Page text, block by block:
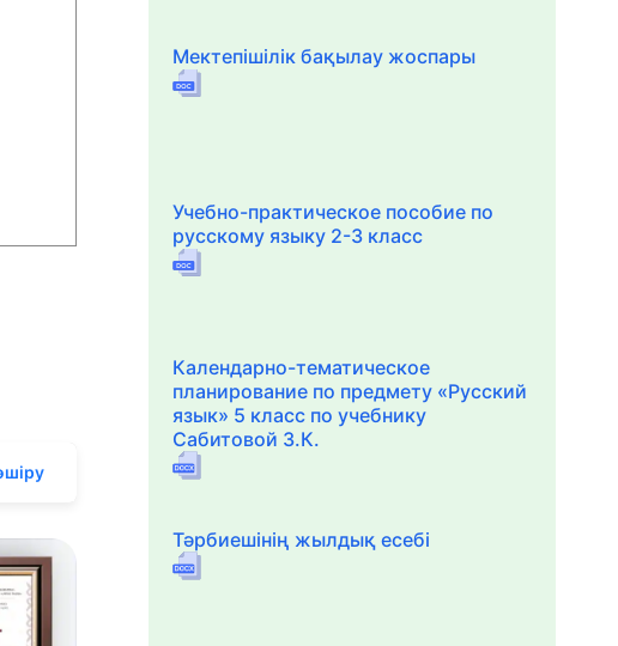
Мектепішілік бақылау жоспары
Учебно-практическое пособие по
русскому языку 2-3 класс
Календарно-тематическое
планирование по предмету «Русский
язык» 5 класс по учебнику
Сабитовой З.К.
Тәрбиешінің жылдық есебі